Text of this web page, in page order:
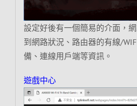
設定好後有一個簡易的介面，
到網路狀況、路由器的有線/
備、連線用戶端等資訊。
遊戲中心